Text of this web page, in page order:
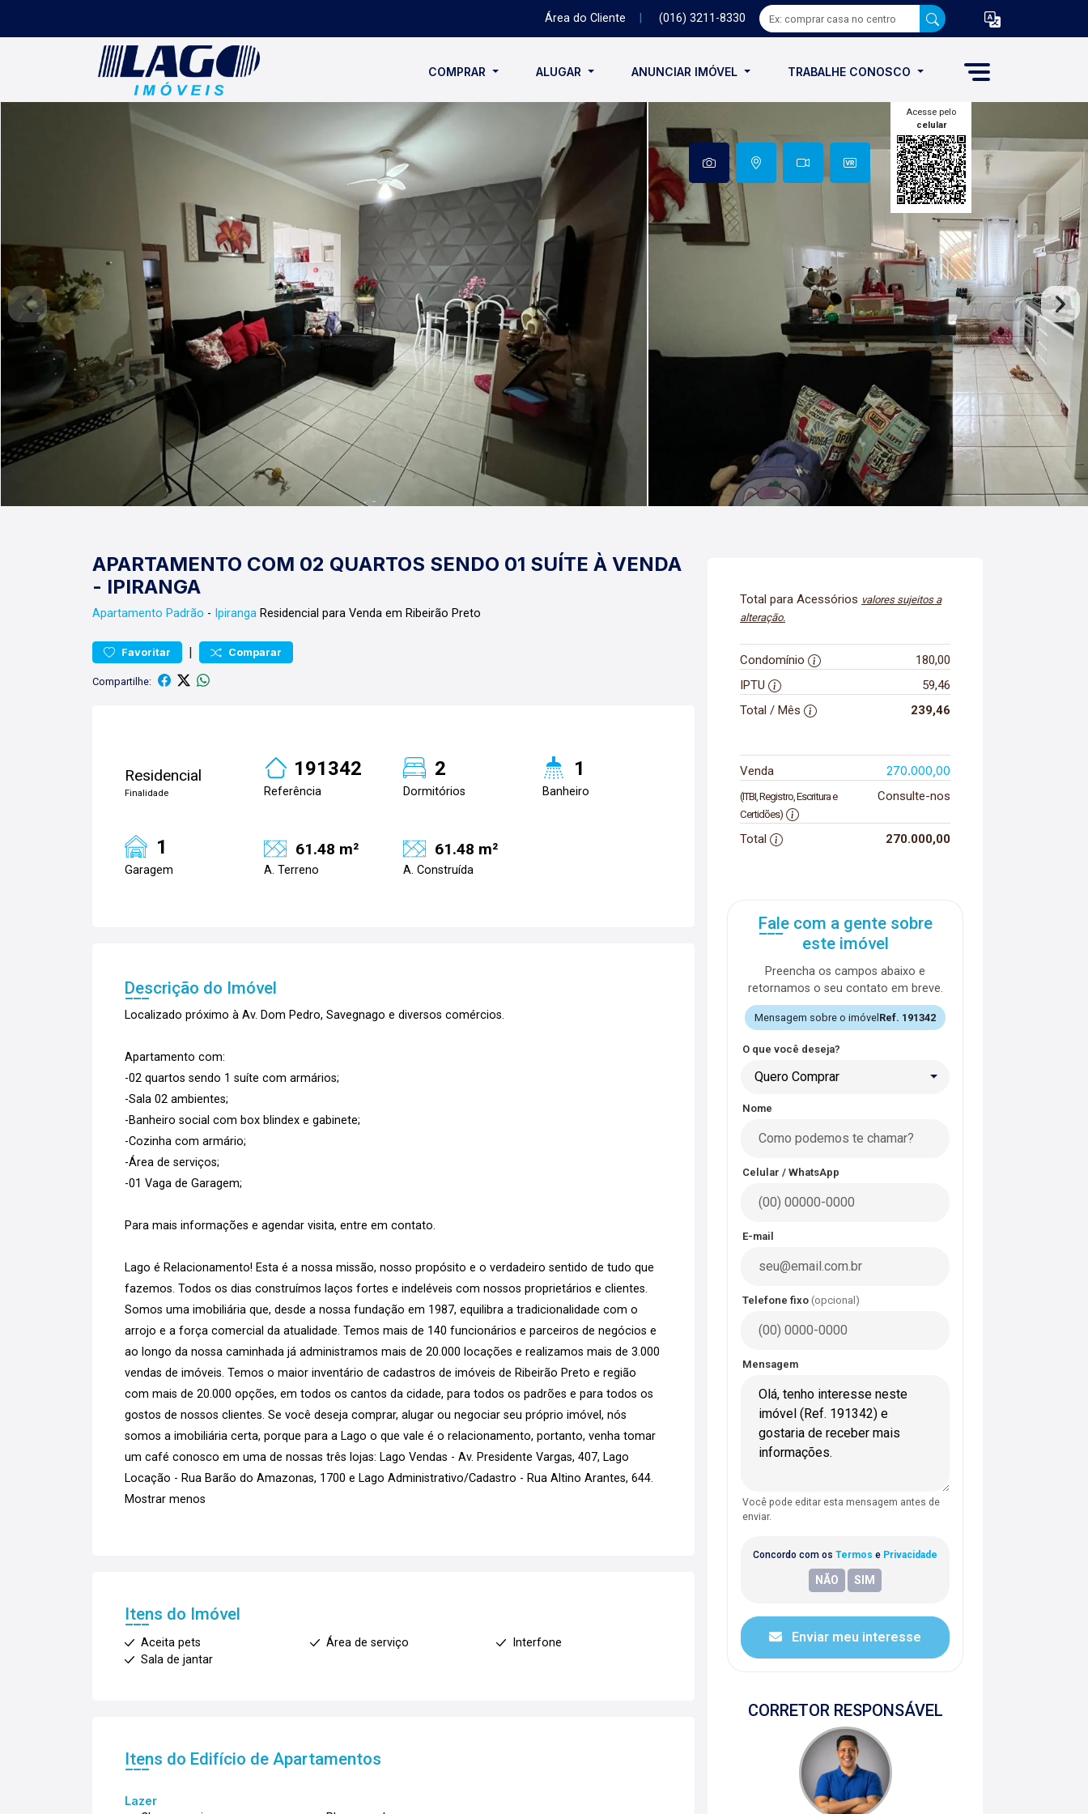
Área do Cliente (016) 3211-8330
COMPRAR ALUGAR ANUNCIAR IMÓVEL TRABALHE CONOSCO
Acesse pelo
celular
APARTAMENTO COM 02 QUARTOS SENDO 01 SUÍTE À VENDA
- IPIRANGA
Apartamento Padrão - Ipiranga Residencial para Venda em Ribeirão Preto
Favoritar | Comparar
Compartilhe:
Residencial
Finalidade
191342
Referência
2
Dormitórios
1
Banheiro
1
Garagem
61.48 m²
A. Terreno
61.48 m²
A. Construída
Descrição do Imóvel
Localizado próximo à Av. Dom Pedro, Savegnago e diversos comércios.
Apartamento com:
-02 quartos sendo 1 suíte com armários;
-Sala 02 ambientes;
-Banheiro social com box blindex e gabinete;
-Cozinha com armário;
-Área de serviços;
-01 Vaga de Garagem;
Para mais informações e agendar visita, entre em contato.
Lago é Relacionamento! Esta é a nossa missão, nosso propósito e o verdadeiro sentido de tudo que
fazemos. Todos os dias construímos laços fortes e indeléveis com nossos proprietários e clientes.
Somos uma imobiliária que, desde a nossa fundação em 1987, equilibra a tradicionalidade com o
arrojo e a força comercial da atualidade. Temos mais de 140 funcionários e parceiros de negócios e
ao longo da nossa caminhada já administramos mais de 20.000 locações e realizamos mais de 3.000
vendas de imóveis. Temos o maior inventário de cadastros de imóveis de Ribeirão Preto e região
com mais de 20.000 opções, em todos os cantos da cidade, para todos os padrões e para todos os
gostos de nossos clientes. Se você deseja comprar, alugar ou negociar seu próprio imóvel, nós
somos a imobiliária certa, porque para a Lago o que vale é o relacionamento, portanto, venha tomar
um café conosco em uma de nossas três lojas: Lago Vendas - Av. Presidente Vargas, 407, Lago
Locação - Rua Barão do Amazonas, 1700 e Lago Administrativo/Cadastro - Rua Altino Arantes, 644.
Mostrar menos
Itens do Imóvel
Aceita pets Área de serviço
Interfone
Sala de jantar
Itens do Edifício de Apartamentos
Lazer
Total para Acessórios valores sujeitos a
alteração.
Condomínio
180,00
IPTU
59,46
Total / Mês
239,46
Venda 270.000,00
(ITBI, Registro, Escritura e
Certidões)
Consulte-nos
Total 270.000,00
Fale com a gente sobre
este imóvel
Preencha os campos abaixo e
retornamos o seu contato em breve.
Mensagem sobre o imóvel Ref. 191342
O que você deseja?
Quero Comprar
Nome
Celular / WhatsApp
E-mail
Telefone fixo (opcional)
Mensagem
Você pode editar esta mensagem antes de
enviar.
Concordo com os Termos e Privacidade
Enviar meu interesse
CORRETOR RESPONSÁVEL